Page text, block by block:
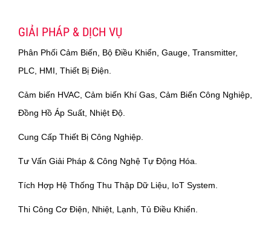
GIẢI PHÁP & DỊCH VỤ
Phân Phối Cảm Biến, Bộ Điều Khiển, Gauge, Transmitter,
PLC, HMI, Thiết Bị Điện.
Cảm biến HVAC, Cảm biến Khí Gas, Cảm Biến Công Nghiệp,
Đồng Hồ Áp Suất, Nhiệt Độ.
Cung Cấp Thiết Bị Công Nghiệp.
Tư Vấn Giải Pháp & Công Nghệ Tự Động Hóa.
Tích Hợp Hệ Thống Thu Thập Dữ Liệu, IoT System.
Thi Công Cơ Điện, Nhiệt, Lạnh, Tủ Điều Khiển.